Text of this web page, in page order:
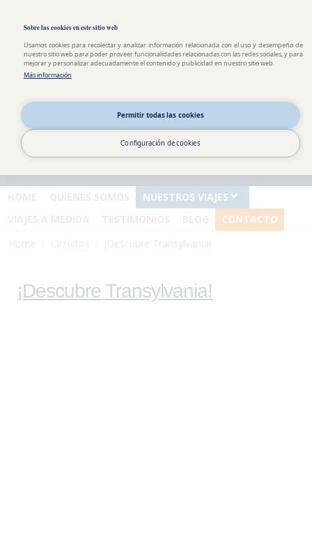
Sobre las cookies en este sitio web
Usamos cookies para recolectar y analizar información relacionada con el uso y desempeño de
nuestro sitio web para poder proveer funcionalidades relacionadas con las redes sociales, y para
mejorar y personalizar adecuadamente el contenido y publicidad en nuestro sitio web.
Más información
Permitir todas las cookies
Configuración de cookies
reservas
Argentina : 0054 351 568 18
93
NUESTROS VIAJES
CONTACTO
Home
Circuitos ¡Descubre Transylvania!
¡Descubre Transylvania!